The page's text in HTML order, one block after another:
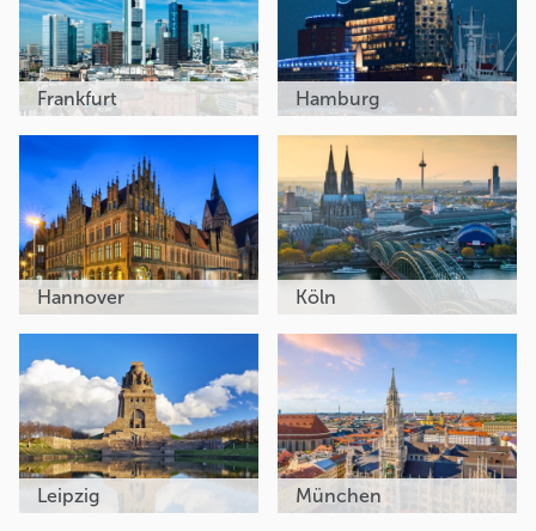
Frankfurt Hamburg
Hannover Köln
Leipzig München